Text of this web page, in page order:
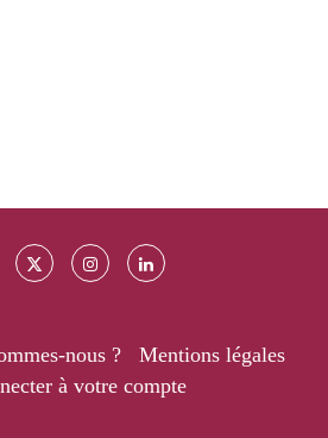
nous ?
Mentions légales
à votre compte